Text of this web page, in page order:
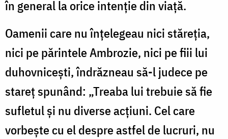
în general la orice intenție din viață.
Oamenii care nu înțelegeau nici stăreția,
nici pe părintele Ambrozie, nici pe fiii lui
duhovnicești, îndrăzneau să-l judece pe
stareț spunând: „Treaba lui trebuie să fie
sufletul și nu diverse acțiuni. Cel care
vorbește cu el despre astfel de lucruri, nu